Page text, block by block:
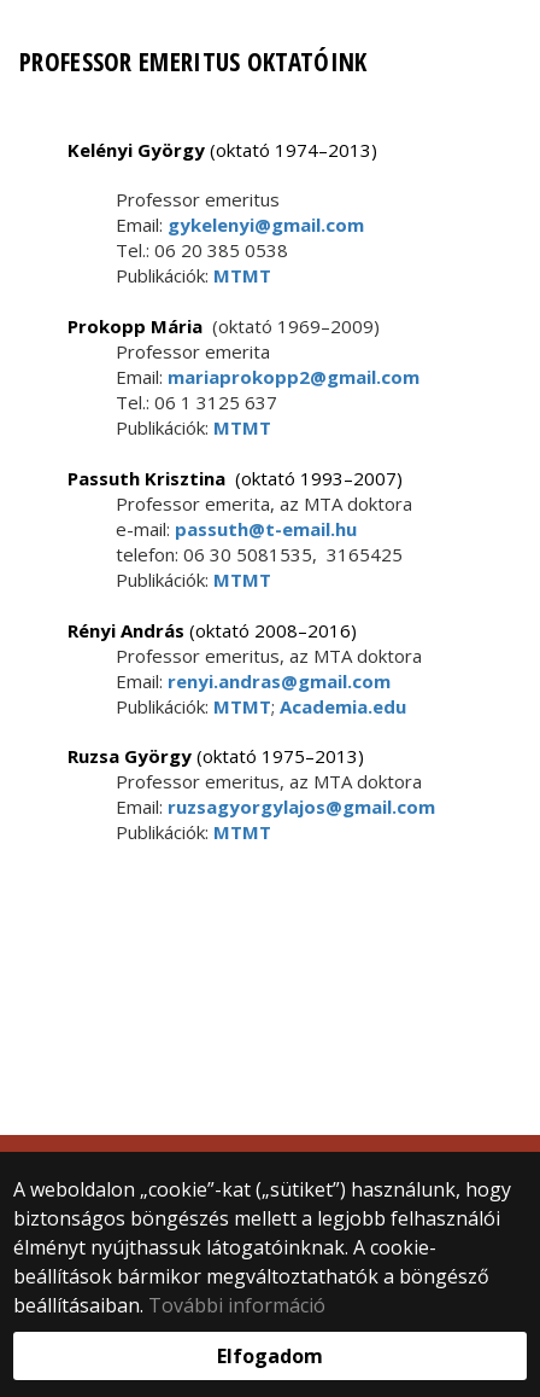
PROFESSOR EMERITUS OKTATÓINK
Kelényi György (oktató 1974–2013)
Professor emeritus
Email: gykelenyi@gmail.com
Tel.: 06 20 385 0538
Publikációk: MTMT
Prokopp Mária (oktató 1969–2009)
Professor emerita
Email: mariaprokopp2@gmail.com
Tel.: 06 1 3125 637
Publikációk: MTMT
Passuth Krisztina (oktató 1993–2007)
Professor emerita, az MTA doktora
e-mail: passuth@t-email.hu
telefon: 06 30 5081535, 3165425
Publikációk: MTMT
Rényi András (oktató 2008–2016)
Professor emeritus, az MTA doktora
Email: renyi.andras@gmail.com
Publikációk: MTMT; Academia.edu
Ruzsa György (oktató 1975–2013)
Professor emeritus, az MTA doktora
Email: ruzsagyorgylajos@gmail.com
Publikációk: MTMT
A weboldalon „cookie”-kat („sütiket”) használunk, hogy
biztonságos böngészés mellett a legjobb felhasználói
élményt nyújthassuk látogatóinknak. A cookie-
beállítások bármikor megváltoztathatók a böngésző
beállításaiban. További információ
Elfogadom
© 2025 ELTE BTK Művészettörténeti Intézet
Minden jog fenntartva.
1088 Budapest, Múzeum krt. 6–8.
+36 1 411 6568
muveszettortenet@btk.elte.hu
Webfejlesztés: